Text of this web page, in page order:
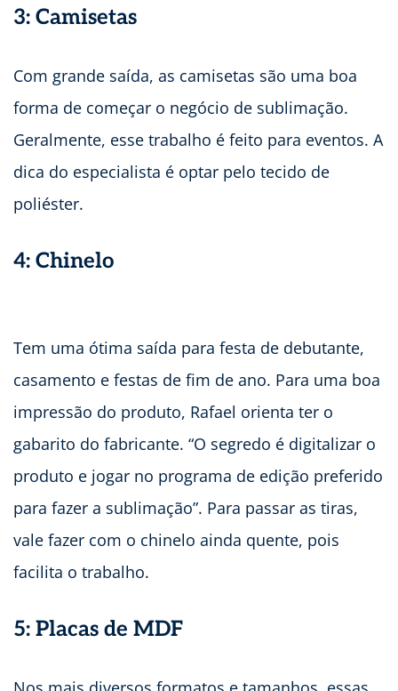
3: Camisetas
Com grande saída, as camisetas são uma boa
forma de começar o negócio de sublimação.
Geralmente, esse trabalho é feito para eventos. A
dica do especialista é optar pelo tecido de
poliéster.
4: Chinelo
Tem uma ótima saída para festa de debutante,
casamento e festas de fim de ano. Para uma boa
impressão do produto, Rafael orienta ter o
gabarito do fabricante. “O segredo é digitalizar o
produto e jogar no programa de edição preferido
para fazer a sublimação”. Para passar as tiras,
vale fazer com o chinelo ainda quente, pois
facilita o trabalho.
5: Placas de MDF